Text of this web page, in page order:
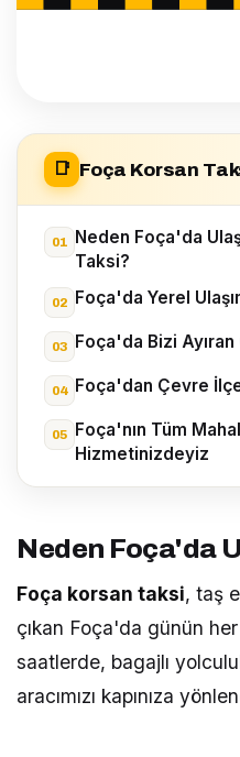
📑 Foça Korsan
Neden Foça'da
Taksi?
Foça'da Yerel
Foça'da Bizi
Foça'dan Çevre
Foça'nın Tüm
Hizmetinizdeyiz
Neden Foça'da
Foça korsan taksi, taş
çıkan Foça'da günün her
saatlerde, bagajlı
aracımızı kapınıza